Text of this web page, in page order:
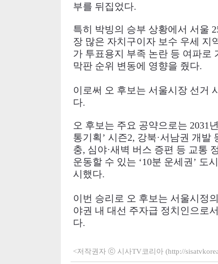
부를 뒤집었다.
특히 박빙의 승부 상황에서 서울
장 많은 자치구이자 보수 우세 지
가 투표용지 부족 논란 등 여파로
막판 순위 변동에 영향을 줬다.
이로써 오 후보는 서울시장 선거
다.
오 후보는 주요 공약으로는 2031
통기획’ 시즌2, 강북·서남권 개발
충, 심야·새벽 버스 증편 등 교통
운동할 수 있는 ‘10분 운세권 ’ 도
시했다.
이번 승리로 오 후보는 서울시정
야권 내 대선 주자급 정치인으로
다.
<저작권자 ⓒ 시사TV코리아 (http://